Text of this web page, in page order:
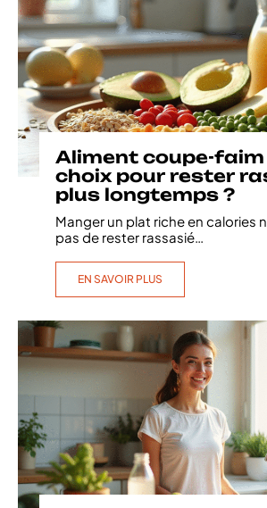
Aliment coupe-faim
choix pour rester
plus longtemps ?
Manger un plat riche en calories
pas de rester rassasié…
EN SAVOIR PLUS